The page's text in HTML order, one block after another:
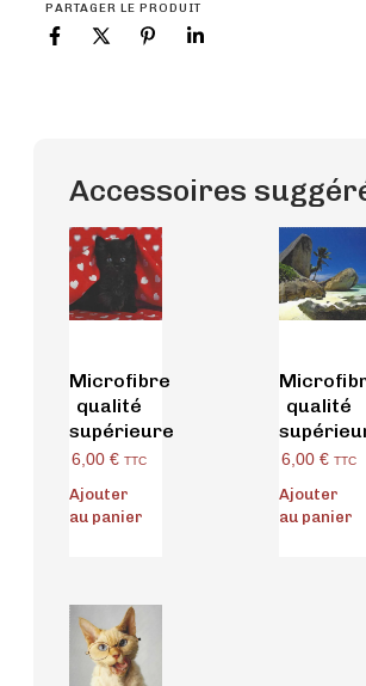
PARTAGER LE PRODUIT
Accessoires
Microfibre
qualité
supérieure
6,00 € TTC
Ajouter
au panier
qualité
6,00 € TTC
Ajouter
au panier